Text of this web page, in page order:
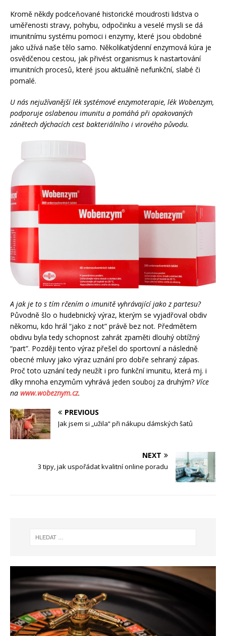
Kromě někdy podceňované historické moudrosti lidstva o
uměřenosti stravy, pohybu, odpočinku a veselé mysli se dá
imunitnímu systému pomoci i enzymy, které jsou obdobné
jako užívá naše tělo samo. Několikatýdenní enzymová kúra je
osvědčenou cestou, jak přivést organismus k nastartování
imunitních procesů, které jsou aktuálně nefunkční, slabé či
pomalé.
U nás nejužívanější lék systémové enzymoterapie, lék Wobenzym,
podporuje oslabenou imunitu a pomáhá při opakovaných
zánětech dýchacích cest bakteriálního i virového původu.
A jak je to s tím rčením o imunitě vyhrávající jako z partesu?
Původně šlo o hudebnický výraz, kterým se vyjadřoval obdiv
někomu, kdo hrál “jako z not” právě bez not. Předmětem
obdivu byla tedy schopnost zahrát zpaměti dlouhý obtížný
“part”. Později tento výraz přešel do sportovní a následně
obecné mluvy jako výraz uznání pro dobře sehraný zápas.
Proč toto uznání tedy neužít i pro funkční imunitu, která mj. i
díky mnoha enzymům vyhrává jeden souboj za druhým? Více
na www.wobeznym.cz.
PREVIOUS
Jak jsem si „užila“ při nákupu dámských šatů
NEXT
3 tipy, jak uspořádat kvalitní online poradu